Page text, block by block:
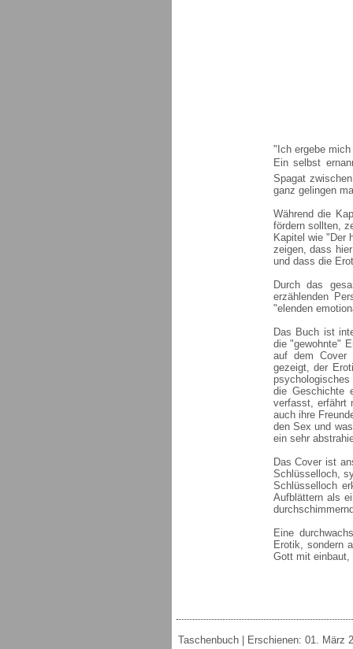
"Ich ergebe
Ein selbst
Spagat
ganz gelingen
Während die
fördern sollten,
Kapitel wie "Der
zeigen, dass
und dass die
Durch das
erzählenden
"elenden
Das Buch ist
die "gewohnte"
auf dem Cover
gezeigt, der
die Geschichte
verfasst, erfährt
auch ihre
den Sex und
ein sehr
Das Cover ist
Schlüsselloch,
Schlüsselloch
Aufblättern als
Eine
Erotik, sondern
Gott mit
Taschenbuch | Erschienen: 01. März